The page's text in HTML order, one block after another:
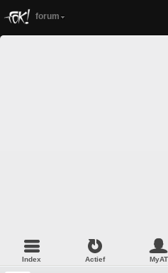
forum
Index Actief MyAT